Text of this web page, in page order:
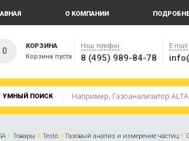
О КОМПАНИИ
0
КОРЗИНА
Корзина пуста
Наш телефон
8 (495) 989-84-78
E-mail
УМНЫЙ ПОИСК
› Товары › Testo › Газовый анализ и измерение частиц ›